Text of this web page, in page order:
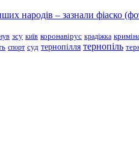
народів – зазнали фіаско
зсу київ коронавірус крадіжка
спорт суд тернопілля тернопіль